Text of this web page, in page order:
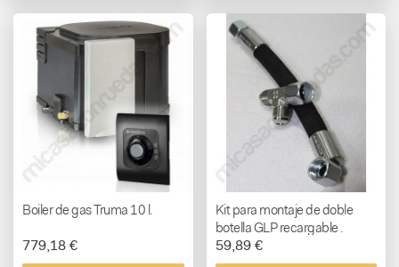
Boiler de gas Truma 10 l.
779,18 €
Kit para montaje de doble
botella GLP recargable .
59,89 €